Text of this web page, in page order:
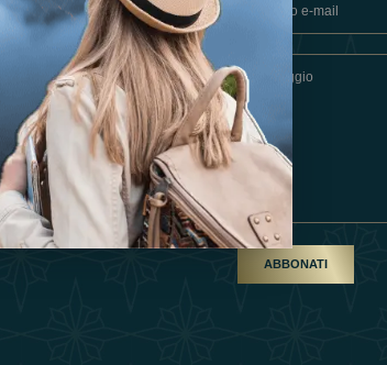
Termini E Condizioni
Diventa Un Partner
Our Team
ABBONATI